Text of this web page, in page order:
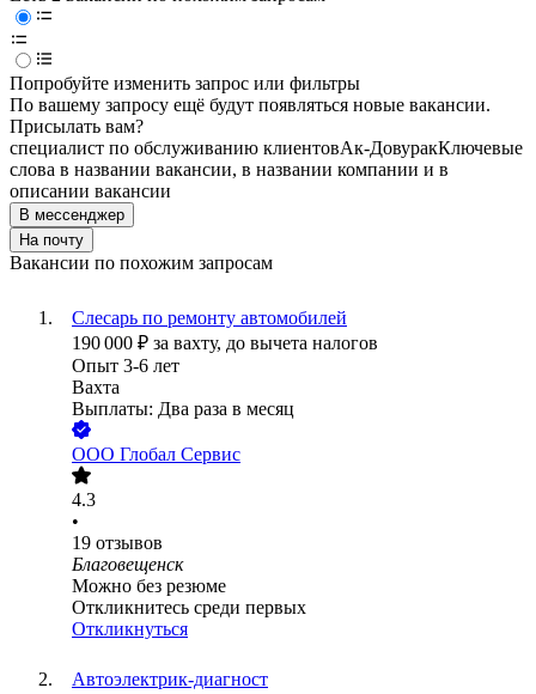
Попробуйте изменить запрос или фильтры
По вашему запросу ещё будут появляться новые вакансии.
Присылать вам?
специалист по обслуживанию клиентовАк-ДовуракКлючевые
слова в названии вакансии, в названии компании и в
описании вакансии
В мессенджер
На почту
Вакансии по похожим запросам
Слесарь по ремонту автомобилей
190 000 ₽ за вахту, до вычета налогов
Опыт 3-6 лет
Вахта
Выплаты: Два раза в месяц
ООО Глобал Сервис
4.3
•
19 отзывов
Благовещенск
Можно без резюме
Откликнитесь среди первых
Откликнуться
Автоэлектрик-диагност